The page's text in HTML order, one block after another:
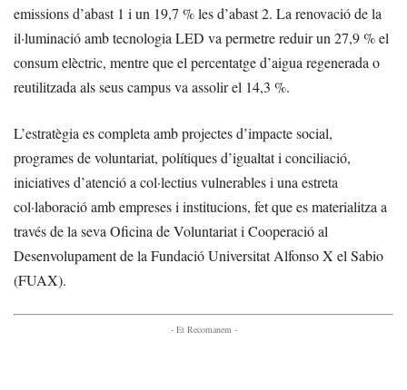
emissions d’abast 1 i un 19,7 % les d’abast 2. La renovació de la
il·luminació amb tecnologia LED va permetre reduir un 27,9 % el
consum elèctric, mentre que el percentatge d’aigua regenerada o
reutilitzada als seus campus va assolir el 14,3 %.
L’estratègia es completa amb projectes d’impacte social,
programes de voluntariat, polítiques d’igualtat i conciliació,
iniciatives d’atenció a col·lectius vulnerables i una estreta
col·laboració amb empreses i institucions, fet que es materialitza a
través de la seva Oficina de Voluntariat i Cooperació al
Desenvolupament de la Fundació Universitat Alfonso X el Sabio
(FUAX).
- Et Recomanem -